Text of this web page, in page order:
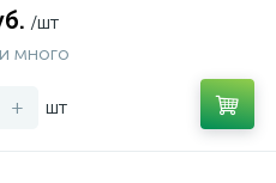
71
/шт
много
+ шт